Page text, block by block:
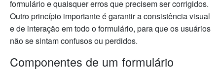
formulário e quaisquer erros que precisem ser corrigidos.
Outro princípio importante é garantir a consistência visual
e de interação em todo o formulário, para que os usuários
não se sintam confusos ou perdidos.
Componentes de um formulário